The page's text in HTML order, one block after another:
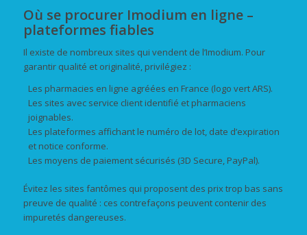
Où se procurer Imodium en ligne –
plateformes fiables
Il existe de nombreux sites qui vendent de l’Imodium. Pour
garantir qualité et originalité, privilégiez :
Les pharmacies en ligne agréées en France (logo vert ARS).
Les sites avec service client identifié et pharmaciens
joignables.
Les plateformes affichant le numéro de lot, date d’expiration
et notice conforme.
Les moyens de paiement sécurisés (3D Secure, PayPal).
Évitez les sites fantômes qui proposent des prix trop bas sans
preuve de qualité : ces contrefaçons peuvent contenir des
impuretés dangereuses.